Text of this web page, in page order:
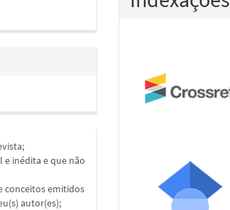
e inédita e que não
conceitos emitidos
autor(es);